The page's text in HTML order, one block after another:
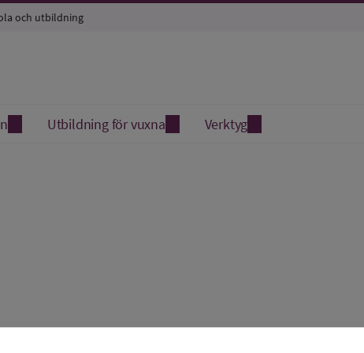
och utbildning
Utbildning för vuxna Verktyg